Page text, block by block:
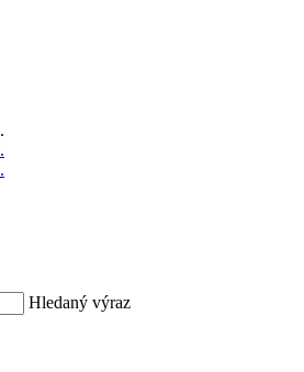
Hledaný výraz